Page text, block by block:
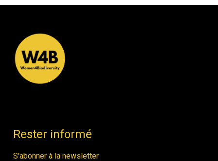
Rester informé
S'abonner à la newsletter